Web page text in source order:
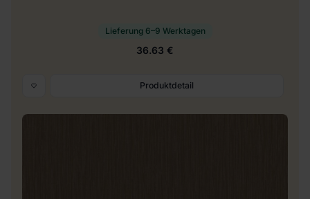
Lieferung 6–9 Werktagen
36.63 €
Produktdetail